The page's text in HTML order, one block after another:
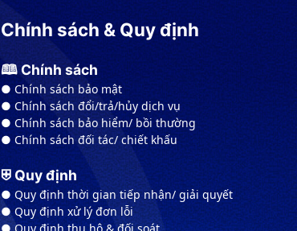
Chính sách & Quy định
🕮 Chính sách
● Chính sách bảo mật
● Chính sách đổi/trả/hủy dịch vụ
● Chính sách bảo hiểm/ bồi thường
● Chính sách đối tác/ chiết khấu
⛨ Quy định
● Quy định thời gian tiếp nhận/ giải quyết
● Quy định xử lý đơn lỗi